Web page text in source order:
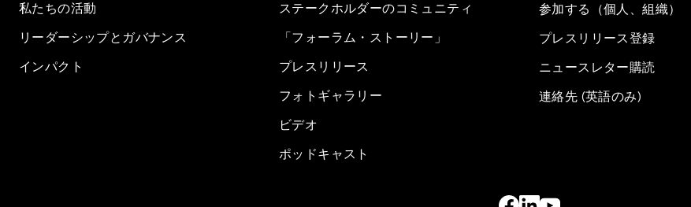
私たちの活動
リーダーシップとガバナンス
インパクト
ステークホルダーのコミュニティ
「フォーラム・ストーリー」
プレスリリース
フォトギャラリー
ビデオ
ポッドキャスト
参加する（個人、組織）
プレスリリース登録
ニュースレター購読
連絡先 (英語のみ)